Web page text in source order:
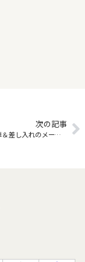
次の記事
【F54JCWご納車＆差し入れのメープルパンありがとうございます！】